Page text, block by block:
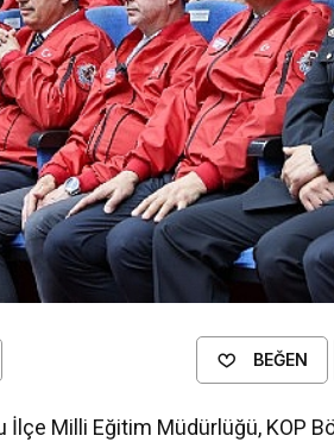
BEĞEN
Milli Eğitim Müdürlüğü, KOP